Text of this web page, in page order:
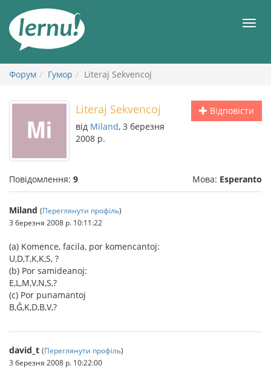
змісту
Форум Гумор Literaj Sekvencoj
Відповісти
Literaj Sekvencoj
від Miland, 3 березня
2008 р.
Повідомлення: 9 Мова: Esperanto
Miland (Переглянути профіль)
3 березня 2008 р. 10:11:22
(a) Komence, facila, por komencantoj:
U,D,T,K,K,S, ?
(b) Por samideanoj:
E,L,M,V,N,S,?
(c) Por punamantoj
B,Ĝ,K,D,B,V,?
david_t (Переглянути профіль)
3 березня 2008 р. 10:22:00